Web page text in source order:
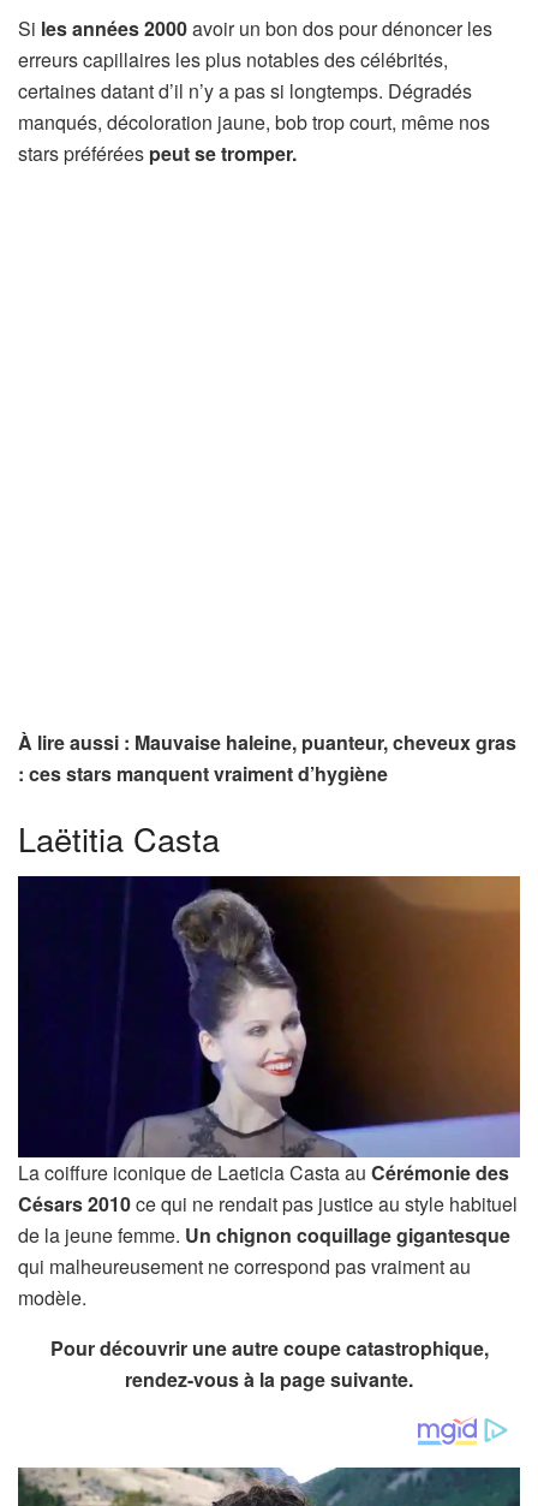
Si les années 2000avoir un bon dos pour dénoncer les
erreurs capillaires les plus notables des célébrités,
certaines datant d’il n’y a pas si longtemps. Dégradés
manqués, décoloration jaune, bob trop court, même nos
stars préférées peut se tromper.
À lire aussi : Mauvaise haleine, puanteur, cheveux gras
: ces stars manquent vraiment d’hygiène
Laëtitia Casta
La coiffure iconique de Laeticia Casta au Cérémonie des
Césars 2010ce qui ne rendait pas justice au style habituel
de la jeune femme. Un chignon coquillage gigantesque
qui malheureusement ne correspond pas vraiment au
modèle.
Pour découvrir une autre coupe catastrophique,
rendez-vous à la page suivante.